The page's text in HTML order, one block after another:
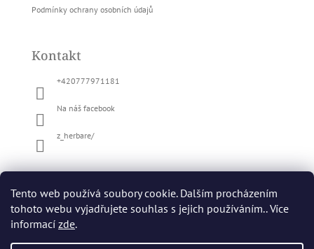
Tento web používá soubory cookie. Dalším procházením
tohoto webu vyjadřujete souhlas s jejich používáním.. Více
informací zde.
Podmínky ochrany osobních údajů
Kontakt
+420777971181
Na náš facebook
z_herbare/